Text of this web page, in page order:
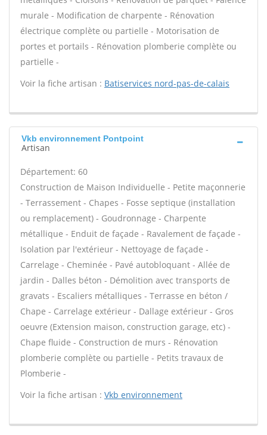
murale - Modification de charpente - Rénovation
électrique complète ou partielle - Motorisation de
portes et portails - Rénovation plomberie complète ou
partielle -
Voir la fiche artisan : Batiservices nord-pas-de-calais
Vkb environnement Pontpoint
Artisan
Département: 60
Construction de Maison Individuelle - Petite maçonnerie
- Terrassement - Chapes - Fosse septique (installation
ou remplacement) - Goudronnage - Charpente
métallique - Enduit de façade - Ravalement de façade -
Isolation par l'extérieur - Nettoyage de façade -
Carrelage - Cheminée - Pavé autobloquant - Allée de
jardin - Dalles béton - Démolition avec transports de
gravats - Escaliers métalliques - Terrasse en béton /
Chape - Carrelage extérieur - Dallage extérieur - Gros
oeuvre (Extension maison, construction garage, etc) -
Chape fluide - Construction de murs - Rénovation
plomberie complète ou partielle - Petits travaux de
Plomberie -
Voir la fiche artisan : Vkb environnement